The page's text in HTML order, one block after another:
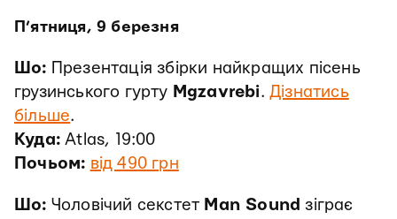
П’ятниця, 9 березня
Шо: Презентація збірки найкращих пісень
грузинського гурту Mgzavrebi.Дізнатись
більше.
Куда: Atlas, 19:00
Почьом: від 490 грн
Шо: Чоловічий секстет Man Sound зіграє